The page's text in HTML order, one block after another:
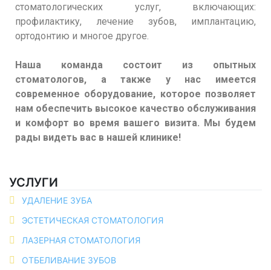
стоматологических услуг, включающих:
профилактику, лечение зубов, имплантацию,
ортодонтию и многое другое.
Наша команда состоит из опытных
стоматологов, а также у нас имеется
современное оборудование, которое позволяет
нам обеспечить высокое качество обслуживания
и комфорт во время вашего визита. Мы будем
рады видеть вас в нашей клинике!
УСЛУГИ
УДАЛЕНИЕ ЗУБА
ЭСТЕТИЧЕСКАЯ СТОМАТОЛОГИЯ
ЛАЗЕРНАЯ СТОМАТОЛОГИЯ
ОТБЕЛИВАНИЕ ЗУБОВ